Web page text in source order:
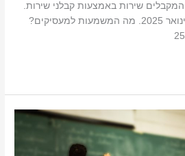
המקבלים שירות באמצעות קבלני שירות.
התיקון נכנס לתוקף ב-25 בינואר 2025. מה המשמעות למעסיקים?